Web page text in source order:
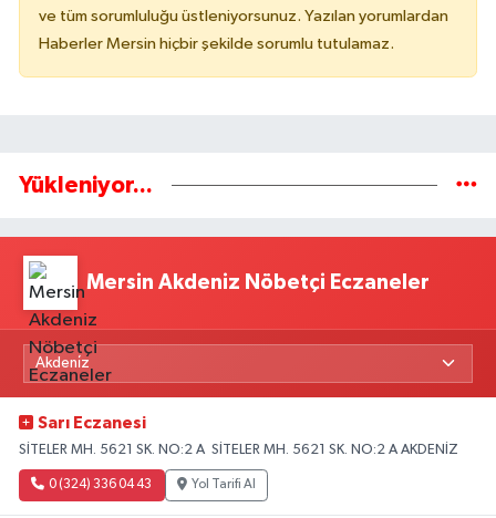
ve tüm sorumluluğu üstleniyorsunuz. Yazılan yorumlardan
Haberler Mersin hiçbir şekilde sorumlu tutulamaz.
Yükleniyor...
Mersin Akdeniz Nöbetçi Eczaneler
Sarı Eczanesi
SİTELER MH. 5621 SK. NO:2 A SİTELER MH. 5621 SK. NO:2 A AKDENİZ
0 (324) 336 04 43 Yol Tarifi Al